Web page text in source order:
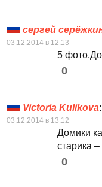
сергей
03.12.2014 в 12:13
5
0
Victoria Kulikova:
03.12.2014 в 13:12
Домики
старика
0